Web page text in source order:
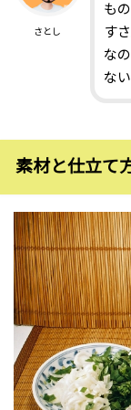
さとし
も
す
な
な
素材と仕立て